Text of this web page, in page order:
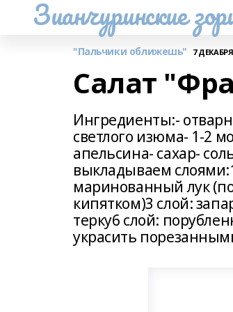
Зианчуринские
"Пальчики оближешь" 7 ДЕКАБРЯ
Салат
Ингредиенты:-
светлого изюма- 1-2
апельсина- сахар-
выкладываем
маринованный лук
кипятком)3 слой:
терку6 слой:
украсить